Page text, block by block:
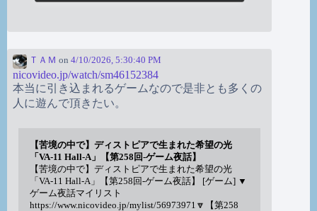
ＴＡＭ on 4/10/2026, 5:30:40 PM
nicovideo.jp/watch/sm46152384
本当に引き込まれるゲームなので是非とも多くの
人に遊んで頂きたい。
【苦境の中で】ディストピアで生まれた希望の光
「VA-11 Hall-A」【第258回-ゲーム夜話】
【苦境の中で】ディストピアで生まれた希望の光
「VA-11 Hall-A」【第258回-ゲーム夜話】 [ゲーム] ▼
ゲーム夜話マイリスト
https://www.nicovideo.jp/mylist/56973971🔽【第258